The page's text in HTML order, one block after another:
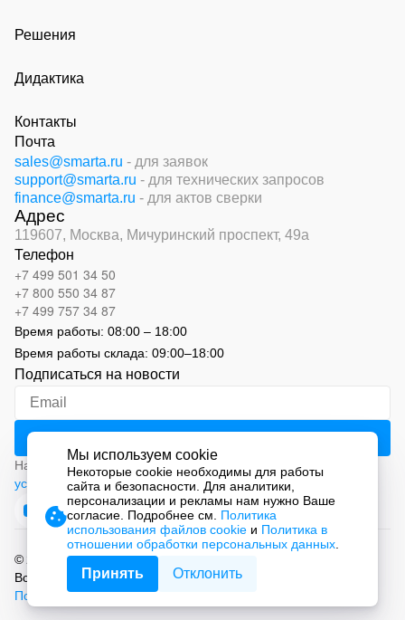
Решения
Дидактика
Контакты
Почта
sales@smarta.ru - для заявок
support@smarta.ru - для технических запросов
finance@smarta.ru - для актов сверки
Адрес
119607, Москва, Мичуринский проспект, 49а
Телефон
+7 499 501 34 50
+7 800 550 34 87
+7 499 757 34 87
Время работы: 08:00 – 18:00
Время работы склада: 09:00–18:00
Подписаться на новости
Нажимая на кнопку «Подписаться», вы соглашаетесь с
условиями обработки персональных данных
© 2026 ООО «СМАРТ Автоматизация»
Все права защищены.
Политика обработки персональных данных
Мы используем cookie
Некоторые cookie необходимы для работы
сайта и безопасности. Для аналитики,
персонализации и рекламы нам нужно Ваше
согласие. Подробнее см. Политика
использования файлов cookie и Политика в
отношении обработки персональных данных
Принять Отклонить